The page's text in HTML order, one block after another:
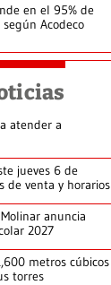
en el 95% de
Acodeco
atender a
jueves 6 de
de venta y horarios
Molinar anuncia
2027
metros cúbicos
torres